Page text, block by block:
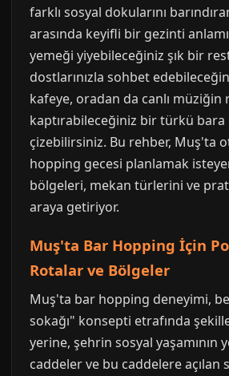
farklı sosyal dokularını
arasında keyifli bir gezinti
yemeği yiyebileceğiniz şık bir
dostlarınızla sohbet
kafeye, oradan da canlı
kaptırabileceğiniz bir türkü
çizebilirsiniz. Bu rehber, Muş'ta
hopping gecesi planlamak
bölgeleri, mekan türlerini ve
araya getiriyor.
Muş'ta Bar Hopping İçin
Rotalar ve Bölgeler
Muş'ta bar hopping deneyimi,
sokağı" konsepti etrafında
yerine, şehrin sosyal yaşamının
caddeler ve bu caddelere açılan